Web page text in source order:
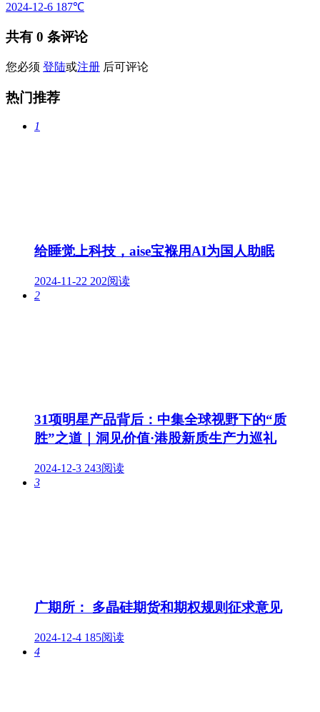
2024-12-6 187℃
共有 0 条评论
您必须 登陆或注册 后可评论
热门推荐
1
给睡觉上科技，aise宝褓用AI为国人助眠
2024-11-22 202阅读
2
31项明星产品背后：中集全球视野下的“质
胜”之道｜洞见价值·港股新质生产力巡礼
2024-12-3 243阅读
3
广期所： 多晶硅期货和期权规则征求意见
2024-12-4 185阅读
4